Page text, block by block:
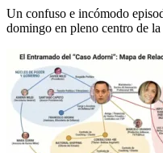
Un confuso e incómodo
domingo en pleno centro de